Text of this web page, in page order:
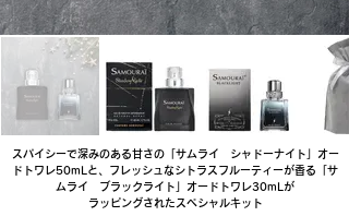
スパイシーで深みのある甘さの「サムライ シャドーナイト」オー
ドトワレ50mLと、フレッシュなシトラスフルーティーが香る「サ
ムライ ブラックライト」オードトワレ30mLが
ラッピングされたスペシャルキット